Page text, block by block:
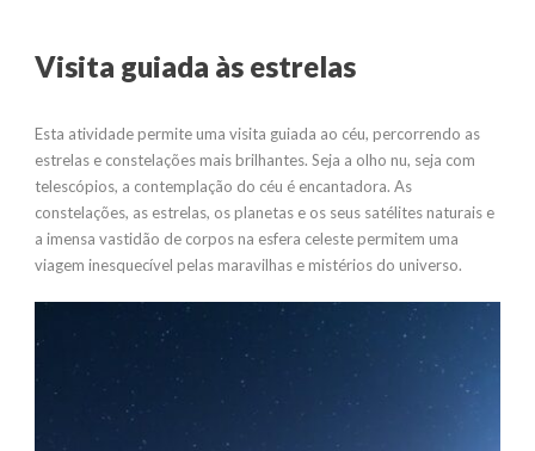
Visita guiada às estrelas
Esta atividade permite uma visita guiada ao céu, percorrendo as
estrelas e constelações mais brilhantes. Seja a olho nu, seja com
telescópios, a contemplação do céu é encantadora. As
constelações, as estrelas, os planetas e os seus satélites naturais e
a imensa vastidão de corpos na esfera celeste permitem uma
viagem inesquecível pelas maravilhas e mistérios do universo.